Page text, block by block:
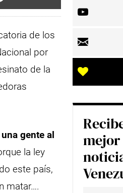
de los
por
de la
gente al
la ley
este país,
matar….
mejor